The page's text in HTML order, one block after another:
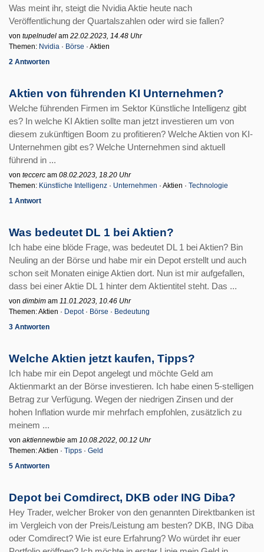
Was meint ihr, steigt die Nvidia Aktie heute nach
Veröffentlichung der Quartalszahlen oder wird sie fallen?
von tupelnudel am 22.02.2023, 14.48 Uhr
Themen: Nvidia · Börse · Aktien
2 Antworten
Aktien von führenden KI Unternehmen?
Welche führenden Firmen im Sektor Künstliche Intelligenz gibt
es? In welche KI Aktien sollte man jetzt investieren um von
diesem zukünftigen Boom zu profitieren? Welche Aktien von KI-
Unternehmen gibt es? Welche Unternehmen sind aktuell
führend in ...
von teccerc am 08.02.2023, 18.20 Uhr
Themen: Künstliche Intelligenz · Unternehmen · Aktien · Technologie
1 Antwort
Was bedeutet DL 1 bei Aktien?
Ich habe eine blöde Frage, was bedeutet DL 1 bei Aktien? Bin
Neuling an der Börse und habe mir ein Depot erstellt und auch
schon seit Monaten einige Aktien dort. Nun ist mir aufgefallen,
dass bei einer Aktie DL 1 hinter dem Aktientitel steht. Das ...
von dimbim am 11.01.2023, 10.46 Uhr
Themen: Aktien · Depot· Börse · Bedeutung
3 Antworten
Welche Aktien jetzt kaufen, Tipps?
Ich habe mir ein Depot angelegt und möchte Geld am
Aktienmarkt an der Börse investieren. Ich habe einen 5-stelligen
Betrag zur Verfügung. Wegen der niedrigen Zinsen und der
hohen Inflation wurde mir mehrfach empfohlen, zusätzlich zu
meinem ...
von aktiennewbie am 10.08.2022, 00.12 Uhr
Themen: Aktien · Tipps · Geld
5 Antworten
Depot bei Comdirect, DKB oder ING Diba?
Hey Trader, welcher Broker von den genannten Direktbanken ist
im Vergleich von der Preis/Leistung am besten? DKB, ING Diba
oder Comdirect? Wie ist eure Erfahrung? Wo würdet ihr euer